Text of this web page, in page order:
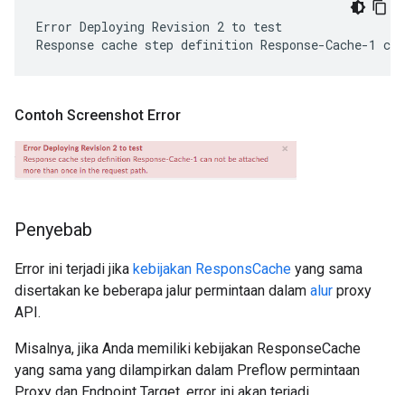
Error Deploying Revision 2 to test
Contoh Screenshot Error
Penyebab
Error ini terjadi jika kebijakan ResponsCache yang sama
disertakan ke beberapa jalur permintaan dalam alur proxy
API.
Misalnya, jika Anda memiliki kebijakan ResponseCache
yang sama yang dilampirkan dalam Preflow permintaan